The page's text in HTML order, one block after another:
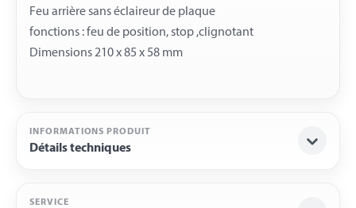
Feu arrière sans éclaireur de plaque
fonctions : feu de position, stop ,clignotant
INFORMATIONS PRODUIT
Détails techniques
SERVICE